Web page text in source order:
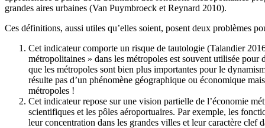
grandes aires urbaines (Van Puymbroeck et Reynard 2010).
Ces définitions, aussi utiles qu’elles soient, posent deux problèmes
Cet indicateur comporte un risque de tautologie (Talandier
métropolitaines » dans les métropoles est souvent utilisée
que les métropoles sont bien plus importantes pour le
résulte pas d’un phénomène géographique ou économique
métropoles !
Cet indicateur repose sur une vision partielle de l’économie
scientifiques et les pôles aéroportuaires. Par exemple, les
leur concentration dans les grandes villes et leur caractère clef